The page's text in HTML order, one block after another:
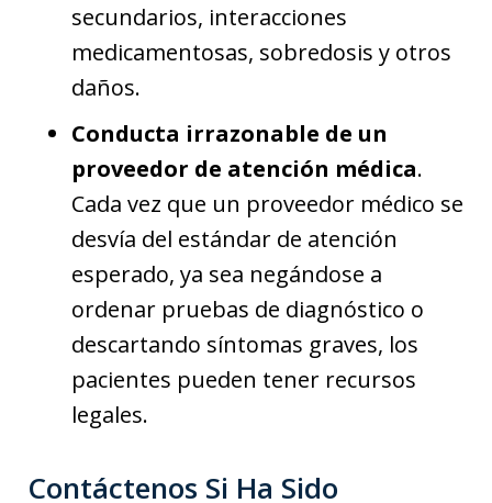
secundarios, interacciones
medicamentosas, sobredosis y otros
daños.
Conducta irrazonable de un
proveedor de atención médica.
Cada vez que un proveedor médico se
desvía del estándar de atención
esperado, ya sea negándose a
ordenar pruebas de diagnóstico o
descartando síntomas graves, los
pacientes pueden tener recursos
legales.
Contáctenos Si Ha Sido